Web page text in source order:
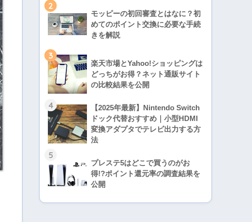
2
モッピーの初回審査とはなに？初
めてのポイント交換に必要な手続
きを解説
3
楽天市場とYahoo!ショッピングは
どっちがお得？ネット通販サイト
の比較結果を公開
4
【2025年最新】Nintendo Switch
ドック代替おすすめ｜小型HDMI
変換アダプタでテレビ出力する方
法
5
プレステ5はどこで買うのがお
得!?ポイント還元率の調査結果を
公開